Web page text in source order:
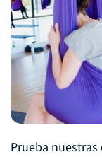
Prueba